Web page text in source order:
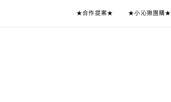
★合作提案★ ★小沁揪團購★